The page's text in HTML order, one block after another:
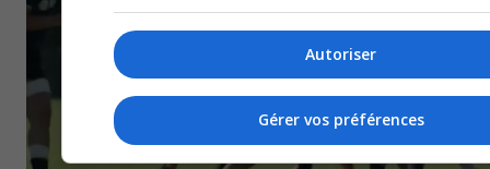
Autoriser
Gérer vos préférences